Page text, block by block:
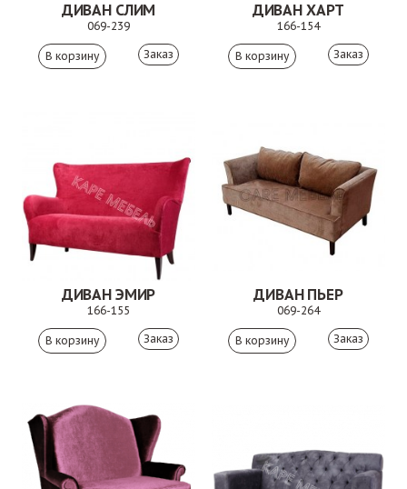
ДИВАН СЛИМ
069-239
Заказ
ДИВАН ХАРТ
166-154
Заказ
ДИВАН ЭМИР
166-155
Заказ
ДИВАН ПЬЕР
069-264
Заказ